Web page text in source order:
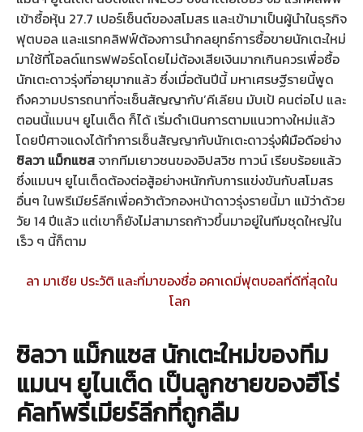
เข้าซื้อหุ้น 27.7 เปอร์เซ็นต์ของสโมสร และเข้ามาเป็นผู้นำในธุรกิจ
ฟุตบอล และแรทคลิฟฟ์ต้องการนำกลยุทธ์การซื้อขายนักเตะใหม่
มาใช้ที่โอลด์แทรฟฟอร์ดโดยไม่ต้องเสียเงินมากเกินควรเพื่อซื้อ
นักเตะดาวรุ่งที่อายุมากแล้ว ซึ่งเมื่อต้นปีนี้ มหาเศรษฐีรายนี้พูด
ถึงความปรารถนาที่จะเซ็นสัญญากับ’คีเลียน มับเป้ คนต่อไป และ
ตอนนี้แมนฯ ยูไนเต็ด ก็ได้ เริ่มดำเนินการตามแนวทางใหม่แล้ว
โดยปีศาจแดงได้ทำการเซ็นสัญญากับนักเตะดาวรุ่งฝีมือดีอย่าง
ซิลวา แม็กแซสจากทีมเยาวชนของอิปสวิช ทาวน์ เรียบร้อยแล้ว
ซึ่งแมนฯ ยูไนเต็ดต้องต่อสู้อย่างหนักกับการแข่งขันกับสโมสร
อื่นๆ ในพรีเมียร์ลีกเพื่อคว้าตัวกองหน้าดาวรุ่งรายนี้มา แม้ว่าด้วย
วัย 14 ปีแล้ว แต่เขาก็ยังไม่สามารถก้าวขึ้นมาอยู่ในทีมชุดใหญ่ใน
เร็ว ๆ นี้ก็ตาม
ลา มาเซีย ประวัติ และที่มาของชื่อ อคาเดมี่ฟุตบอลที่ดีที่สุดใน
โลก
ซิลวา แม็กแซส นักเตะใหม่ของทีม
แมนฯ ยูไนเต็ด เป็นลูกชายของฮีโร่
คัลท์พรีเมียร์ลีกที่ถูกลืม